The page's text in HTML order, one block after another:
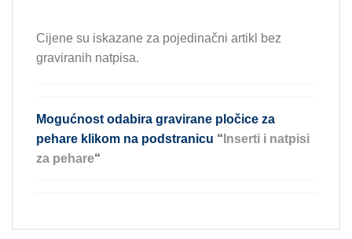
Cijene su iskazane za pojedinačni artikl bez
graviranih natpisa.
Mogućnost odabira gravirane pločice za
pehare klikom na podstranicu “ Inserti i natpisi
za pehare“